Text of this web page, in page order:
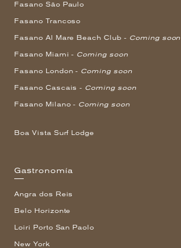
Fasano São Paulo
Fasano Trancoso
Fasano Al Mare Beach Club - Coming soon
Fasano Miami - Coming soon
Fasano London - Coming soon
Fasano Cascais - Coming soon
Fasano Milano - Coming soon
Boa Vista Surf Lodge
Gastronomía
Angra dos Reis
Belo Horizonte
Loiri Porto San Paolo
New York